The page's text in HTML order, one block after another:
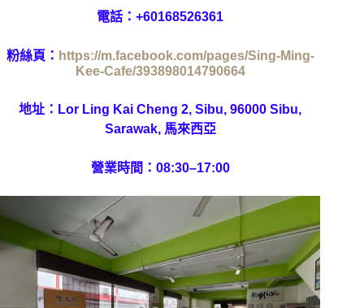
電話：+60168526361
粉絲頁： https://m.facebook.com/pages/Sing-Ming-
Kee-Cafe/393898014790664
地址：Lor Ling Kai Cheng 2, Sibu, 96000 Sibu,
Sarawak, 馬來西亞
營業時間： 08:30–17:00